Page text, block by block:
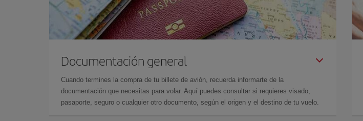
Documentación general
Cuando termines la compra de tu billete de avión, recuerda informarte de la
documentación que necesitas para volar. Aquí puedes consultar si requieres visado,
pasaporte, seguro o cualquier otro documento, según el origen y el destino de tu vuelo.